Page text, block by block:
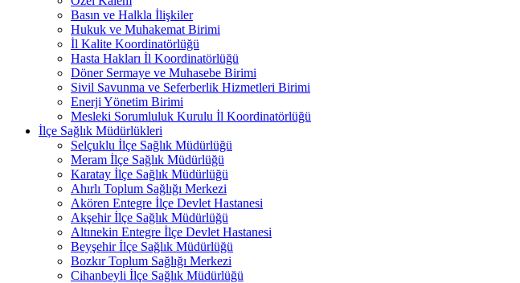
Basın ve Halkla İlişkiler
Hukuk ve Muhakemat Birimi
İl Kalite Koordinatörlüğü
Hasta Hakları İl Koordinatörlüğü
Döner Sermaye ve Muhasebe Birimi
Sivil Savunma ve Seferberlik Hizmetleri Birimi
Enerji Yönetim Birimi
Mesleki Sorumluluk Kurulu İl Koordinatörlüğü
İlçe Sağlık Müdürlükleri
Selçuklu İlçe Sağlık Müdürlüğü
Meram İlçe Sağlık Müdürlüğü
Karatay İlçe Sağlık Müdürlüğü
Ahırlı Toplum Sağlığı Merkezi
Akören Entegre İlçe Devlet Hastanesi
Akşehir İlçe Sağlık Müdürlüğü
Altınekin Entegre İlçe Devlet Hastanesi
Beyşehir İlçe Sağlık Müdürlüğü
Bozkır Toplum Sağlığı Merkezi
Cihanbeyli İlçe Sağlık Müdürlüğü